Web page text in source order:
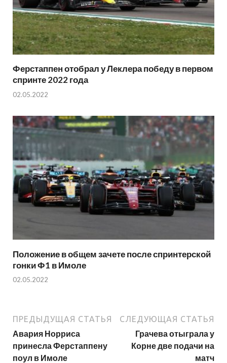
Ферстаппен отобрал у Леклера победу в первом
спринте 2022 года
02.05.2022
Положение в общем зачете после спринтерской
гонки Ф1 в Имоле
02.05.2022
ПРЕДЫДУЩАЯ СТАТЬЯ
Авария Норриса
принесла Ферстаппену
поул в Имоле
СЛЕДУЮЩАЯ СТАТЬЯ
Грачева отыграла у
Корне две подачи на
матч